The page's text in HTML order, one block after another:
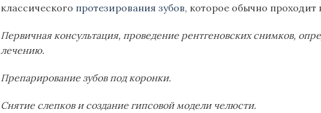
классического протезирования зубов, которое обычно проходит
Первичная консультация, проведение рентгеновских снимков,
лечению.
Препарирование зубов под коронки.
Снятие слепков и создание гипсовой модели челюсти.